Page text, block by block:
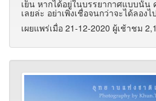
เย็น หากได้อยู่ในบรรยากาศแบบนั้
เลยล่ะ อย่าเพิ่งเชื่อจนกว่าจะได้ลอง
เผยแพร่เมื่อ 21-12-2020 ผู้เช้าชม